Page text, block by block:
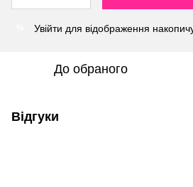
Увійти для відображення
До обраного
Відгуки